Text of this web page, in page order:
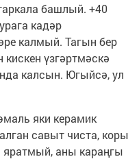
башлый. +40
кадәр
калмый. Тагын бер
үзгәртмәскә
калсын. Югыйсә, ул
яки керамик
савыт чиста, коры
аны караңгы